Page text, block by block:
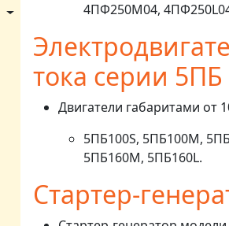
4ПФ250M04,
тока серии 5ПБ
Двигатели габаритами от
5ПБ100S, 5ПБ100M,
5ПБ160M, 5ПБ160L.
Стартер-